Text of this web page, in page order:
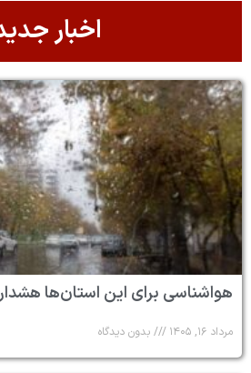
اخبار
هواشناسی برای این استان‌ها
مرداد ۱۶, ۱۴۰۵ بدون دیدگاه